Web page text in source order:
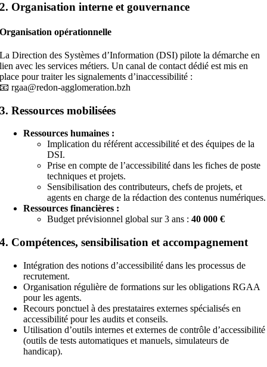
2. Organisation interne et gouvernance
Organisation opérationnelle
La Direction des Systèmes d’Information (DSI) pilote la démarche en
lien avec les services métiers. Un canal de contact dédié est mis en
place pour traiter les signalements d’inaccessibilité :
📧 rgaa@redon-agglomeration.bzh
3. Ressources mobilisées
Ressources humaines :
Implication du référent accessibilité et des équipes de la
DSI.
Prise en compte de l’accessibilité dans les fiches de poste
techniques et projets.
Sensibilisation des contributeurs, chefs de projets, et
agents en charge de la rédaction des contenus numériques.
Ressources financières :
Budget prévisionnel global sur 3 ans :40 000 €
4. Compétences, sensibilisation et accompagnement
Intégration des notions d’accessibilité dans les processus de
recrutement.
Organisation régulière de formations sur les obligations RGAA
pour les agents.
Recours ponctuel à des prestataires externes spécialisés en
accessibilité pour les audits et conseils.
Utilisation d’outils internes et externes de contrôle d’accessibilité
(outils de tests automatiques et manuels, simulateurs de
handicap).